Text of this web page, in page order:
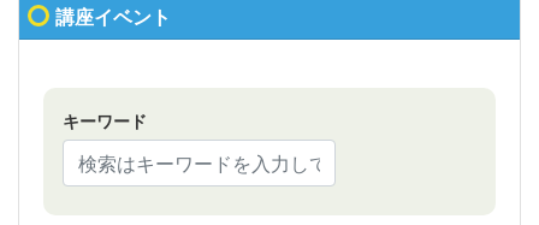
講座イベント
キーワード